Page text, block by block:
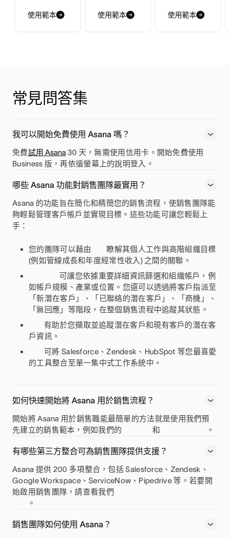
使用範本 使用範本 使用範本
常見問答集
我可以開始免費使用 Asana 嗎？
免費試用 Asana30 天，無需使用信用卡。開始免費使用
Business 版，再依循螢幕上的說明登入。
哪些 Asana 功能對銷售團隊最實用？
Asana 的功能旨在簡化和精簡您的銷售流程，使銷售團隊能
夠輕鬆管理客戶帳戶並實現目標。這些功能可讓您輕鬆上
手：
您的團隊可以藉由
瞭解其個人工作與高階組織目標
(例如管線成長和年度經常性收入) 之間的關聯。
可讓您依據重要詳細資訊篩選和組織帳戶，例
如帳戶規模、產業或位置。您還可以透過將客戶指派至
「新潛在客戶」、「已聯絡的潛在客戶」、「商機」、
「無回應」等階段，在整個銷售流程中追蹤其狀態。
有助於您擷取並追蹤潛在客戶和現有客戶的潛在客
戶資訊。
可將 Salesforce、Zendesk、HubSpot 等您最喜愛
的工具整合至單一集中式工作系統中。
如何快速開始將 Asana 用於銷售流程？
開始將 Asana 用於銷售職能最簡單的方法就是使用我們預
先建立的銷售範本，例如我們的
和 。
有哪些第三方整合可為銷售團隊提供支援？
Asana 提供 200 多項整合，包括 Salesforce、Zendesk、
Google Workspace、ServiceNow、Pipedrive 等。若要開
始啟用銷售團隊，請查看我們
。
銷售團隊如何使用 Asana？